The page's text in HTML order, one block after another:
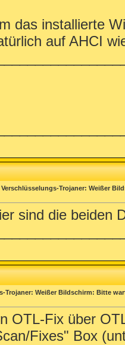
das installierte
auf AHCI
Verschlüsselungs-Trojaner: Weißer
sind die beiden
Trojaner: Weißer Bildschirm: Bitte
OTL-Fix über
Fixes" Box